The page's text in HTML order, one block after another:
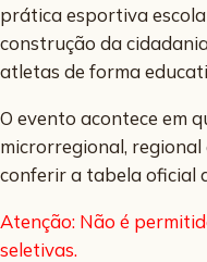
prática esportiva
construção da
atletas de forma
O evento acontece em
microrregional, regional
conferir a tabela oficial
Atenção: Não é
seletivas.